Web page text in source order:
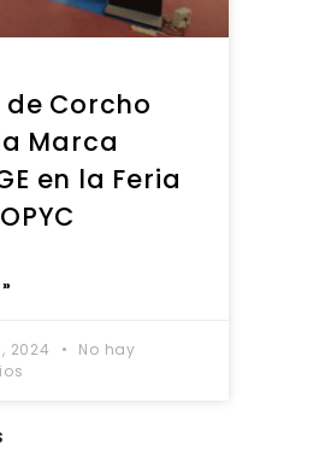
de Corcho
Marca
en la Feria
2024
No hay